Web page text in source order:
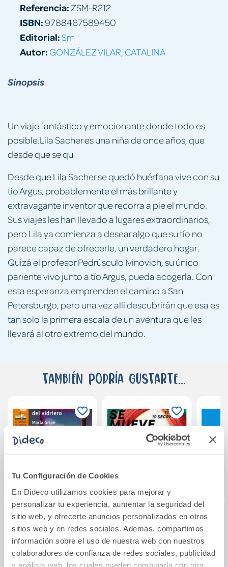
Tu Configuración de Cookies
En Dideco utilizamos cookies para mejorar y
personalizar tu experiencia, aumentar la seguridad del
sitio web, y ofrecerte anuncios personalizados en otros
sitios web y en redes sociales. Además, compartimos
información sobre el uso de nuestra web con nuestros
colaboradores de confianza de redes sociales, publicidad
y análisis web, los cuales pueden combinarla con otra
Sinopsis
Un viaje fantástico y emocionante donde todo es
posible.Lila Sacher es una niña de once años, que
desde que se qu
Desde que Lila Sacher se quedó huérfana vive con su
tío Argus, probablemente el más brillante y
extravagante inventor que recorra a pie el mundo.
Sus viajes les han llevado a lugares extraordinarios,
pero Lila ya comienza a desear algo que su tío no
parece capaz de ofrecerle, un verdadero hogar.
Quizá el profesor Pedrúsculo Ivinovich, su único
pariente vivo junto a tío Argus, pueda acogerla. Con
esta esperanza emprenden el camino a San
Petersburgo, pero una vez allí descubrirán que esa es
tan solo la primera escala de un aventura que les
llevará al otro extremo del mundo.
Referencia: ZSM-R212
ISBN:9788467589450
Editorial:Sm
Autor: GONZÁLEZ VILAR, CATALINA
También podría gustarte...
Los hijos del
vidriero
Elvis Karlsson